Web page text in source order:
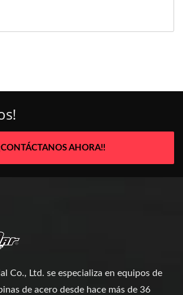
AHORA!!
Co., Ltd. se especializa en equipos de
de acero desde hace más de 36